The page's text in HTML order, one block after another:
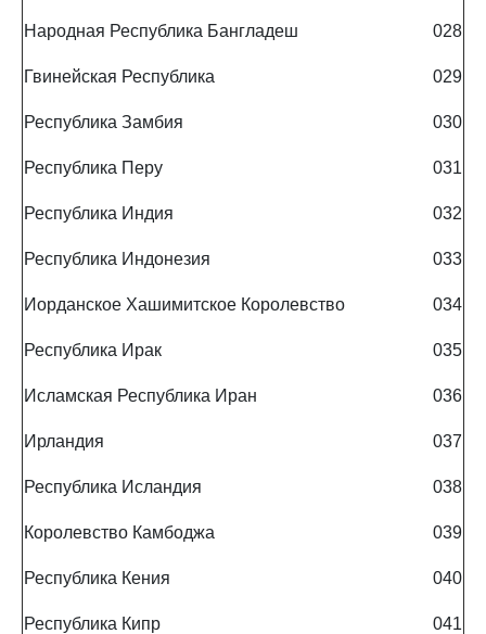
Народная Республика Бангладеш 028
Гвинейская Республика 029
Республика Замбия 030
Республика Перу 031
Республика Индия 032
Республика Индонезия 033
Иорданское Хашимитское Королевство 034
Республика Ирак 035
Исламская Республика Иран 036
Ирландия 037
Республика Исландия 038
Королевство Камбоджа 039
Республика Кения 040
Республика Кипр 041